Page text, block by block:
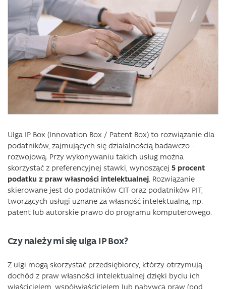
Ulga IP Box (Innovation Box / Patent Box) to rozwiązanie dla
podatników, zajmujących się działalnością badawczo –
rozwojową. Przy wykonywaniu takich usług można
skorzystać z preferencyjnej stawki, wynoszącej 5 procent
podatku z praw własności intelektualnej. Rozwiązanie
skierowane jest do podatników CIT oraz podatników PIT,
tworzących usługi uznane za własność intelektualną, np.
patent lub autorskie prawo do programu komputerowego.
Czy należy mi się ulga IP Box?
Z ulgi mogą skorzystać przedsiębiorcy, którzy otrzymują
dochód z praw własności intelektualnej dzięki byciu ich
właścicielem, współwłaścicielem lub nabywcą praw (pod